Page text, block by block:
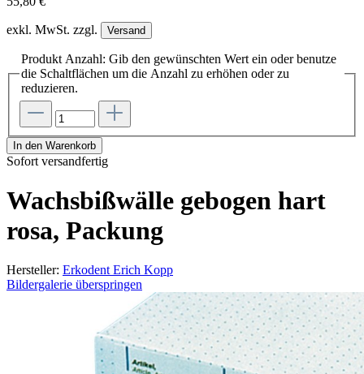
exkl. MwSt. zzgl. Versand
Produkt Anzahl: Gib den gewünschten Wert ein oder benutze
die Schaltflächen um die Anzahl zu erhöhen oder zu
reduzieren.
In den Warenkorb
Sofort versandfertig
Wachsbißwälle gebogen hart
rosa, Packung
Hersteller: Erkodent Erich Kopp
Bildergalerie überspringen